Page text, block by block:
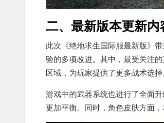
二、最新版本更新内
此次《绝地求生国际服最新版》
验的多项改进。其中，最受关注
区域，为玩家提供了更多战术选择
游戏中的武器系统也进行了全面
更加平衡。同时，角色皮肤方面